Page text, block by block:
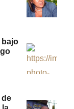
bajo